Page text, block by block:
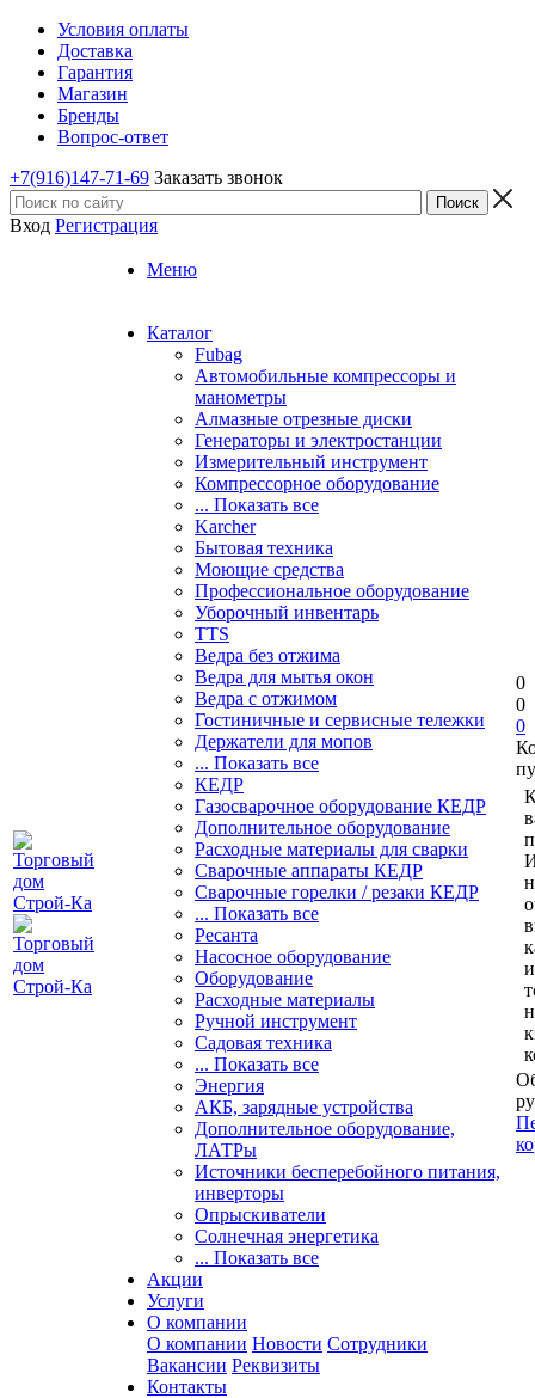
Условия оплаты
Доставка
Гарантия
Магазин
Бренды
Вопрос-ответ
+7(916)147-71-69 Заказать звонок
Вход Регистрация
Меню
Каталог
Fubag
Автомобильные компрессоры и
манометры
Алмазные отрезные диски
Генераторы и электростанции
Измерительный инструмент
Компрессорное оборудование
... Показать все
Karcher
Бытовая техника
Моющие средства
Профессиональное оборудование
Уборочный инвентарь
TTS
Ведра без отжима
Ведра для мытья окон
Ведра с отжимом
Гостиничные и сервисные тележки
Держатели для мопов
... Показать все
КЕДР
Газосварочное оборудование КЕДР
Дополнительное оборудование
Расходные материалы для сварки
Сварочные аппараты КЕДР
Сварочные горелки / резаки КЕДР
... Показать все
Ресанта
Насосное оборудование
Оборудование
Расходные материалы
Ручной инструмент
Садовая техника
... Показать все
Энергия
АКБ, зарядные устройства
Дополнительное оборудование,
ЛАТРы
Источники бесперебойного питания,
инверторы
Опрыскиватели
Солнечная энергетика
... Показать все
Акции
Услуги
О компании
О компании Новости Сотрудники
Вакансии Реквизиты
Контакты
0
0
0